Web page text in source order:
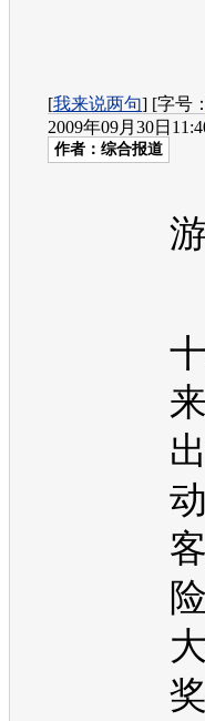
[我来说两句] [字号：
2009年09月30日
作者：综合报道